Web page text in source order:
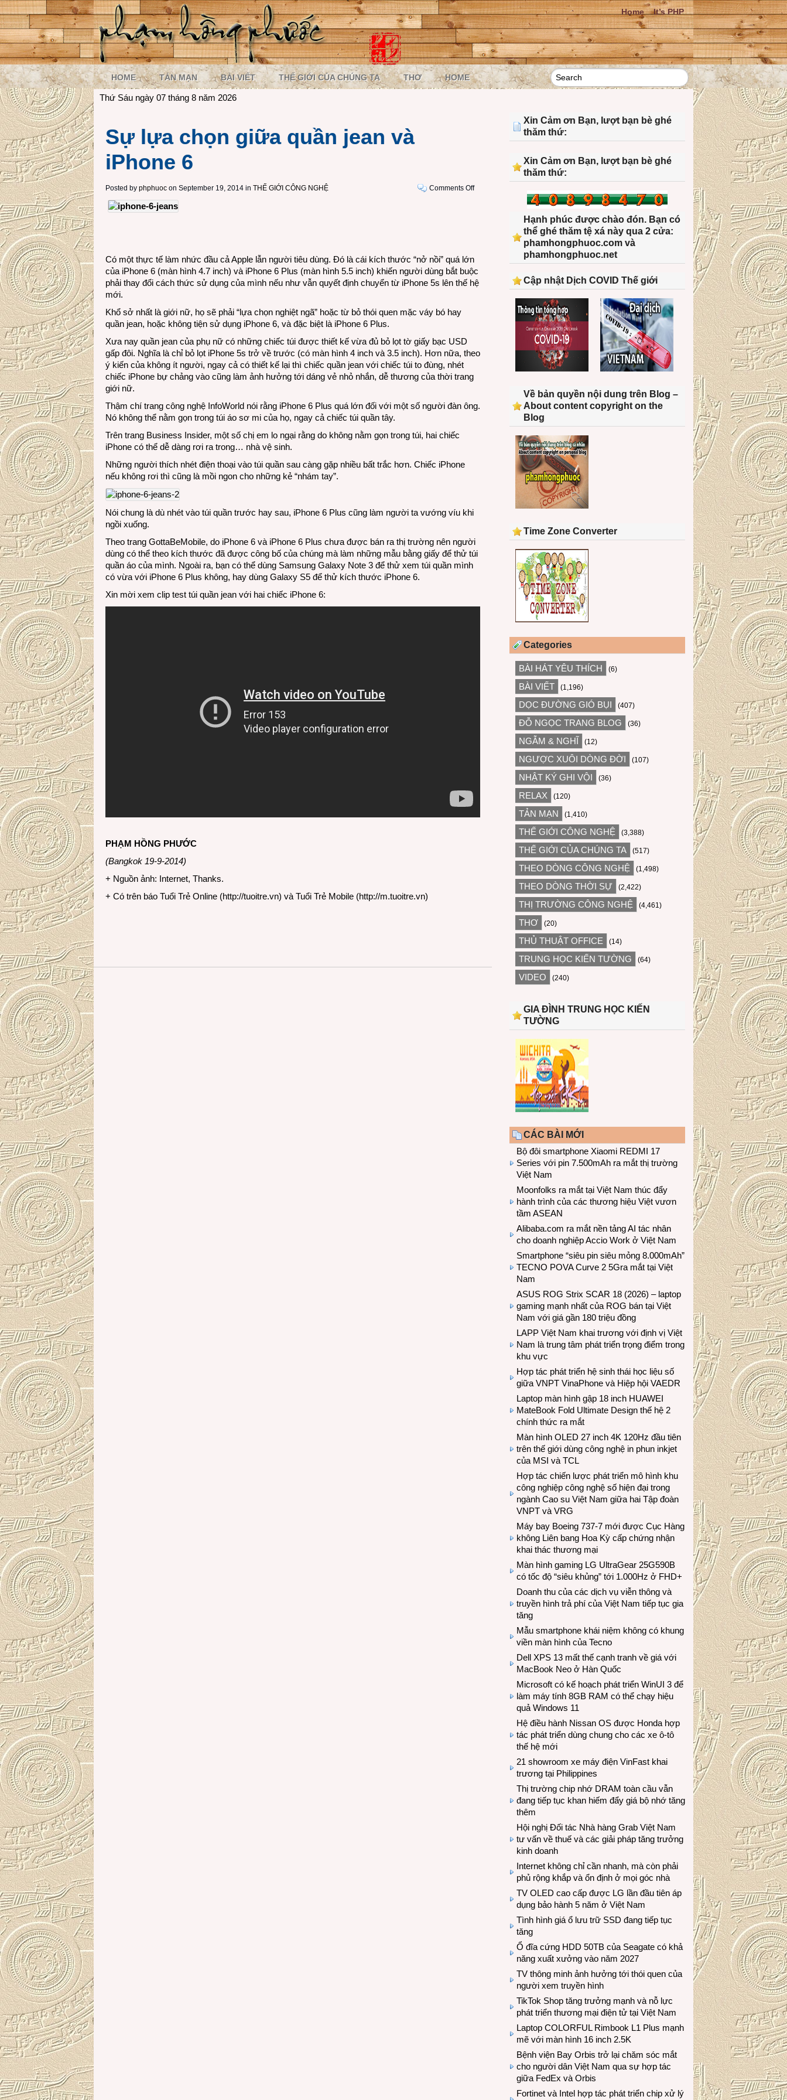
Home It’s PHP
HOME TẢN MẠN BÀI VIẾT THẾ GIỚI CỦA CHÚNG TA THƠ HOME
Thứ Sáu ngày 07 tháng 8 năm 2026
Sự lựa chọn giữa quần jean và
iPhone 6
Posted by phphuoc on September 19, 2014 in THẾ GIỚI CÔNG NGHỆ Comments Offon
jean
và
iPhone
Có một thực tế làm nhức đầu cả Apple lẫn người tiêu dùng. Đó là cái kích thước “nở nồi” quá lớn
của iPhone 6 (màn hình 4.7 inch) và iPhone 6 Plus (màn hình 5.5 inch) khiến người dùng bắt buộc
phải thay đổi cách thức sử dụng của mình nếu như vẫn quyết định chuyển từ iPhone 5s lên thế hệ
mới.
Khổ sở nhất là giới nữ, họ sẽ phải “lựa chọn nghiệt ngã” hoặc từ bỏ thói quen mặc váy bó hay
quần jean, hoặc không tiện sử dụng iPhone 6, và đặc biệt là iPhone 6 Plus.
Xưa nay quần jean của phụ nữ có những chiếc túi được thiết kế vừa đủ bỏ lọt tờ giấy bạc USD
gấp đôi. Nghĩa là chỉ bỏ lọt iPhone 5s trở về trước (có màn hình 4 inch và 3.5 inch). Hơn nữa, theo
ý kiến của không ít người, ngay cả có thiết kế lại thì chiếc quần jean với chiếc túi to đùng, nhét
chiếc iPhone bự chảng vào cũng làm ảnh hưởng tới dáng vẻ nhỏ nhắn, dễ thương của thời trang
giới nữ.
Thậm chí trang công nghệ InfoWorld nói rằng iPhone 6 Plus quá lớn đối với một số người đàn ông.
Nó không thể nằm gọn trong túi áo sơ mi của họ, ngay cả chiếc túi quần tây.
Trên trang Business Insider, một số chị em lo ngại rằng do không nằm gọn trong túi, hai chiếc
iPhone có thể dễ dàng rơi ra trong… nhà vệ sinh.
Những người thích nhét điện thoại vào túi quần sau càng gặp nhiều bất trắc hơn. Chiếc iPhone
nếu không rơi thì cũng là mồi ngon cho những kẻ “nhám tay”.
Nói chung là dù nhét vào túi quần trước hay sau, iPhone 6 Plus cũng làm người ta vướng víu khi
ngồi xuống.
Theo trang GottaBeMobile, do iPhone 6 và iPhone 6 Plus chưa được bán ra thị trường nên người
dùng có thể theo kích thước đã được công bố của chúng mà làm những mẫu bằng giấy để thử túi
quần áo của mình. Ngoài ra, bạn có thể dùng Samsung Galaxy Note 3 để thử xem túi quần mình
có vừa với iPhone 6 Plus không, hay dùng Galaxy S5 để thử kích thước iPhone 6.
Xin mời xem clip test túi quần jean với hai chiếc iPhone 6:
PHẠM HỒNG PHƯỚC
(Bangkok 19-9-2014)
+ Nguồn ảnh: Internet, Thanks.
+ Có trên báo Tuổi Trẻ Online (http://tuoitre.vn) và Tuổi Trẻ Mobile (http://m.tuoitre.vn)
Xin Cảm ơn Bạn, lượt bạn bè ghé
thăm thứ:
Xin Cảm ơn Bạn, lượt bạn bè ghé
thăm thứ:
Hạnh phúc được chào đón. Bạn có
thể ghé thăm tệ xá này qua 2 cửa:
phamhongphuoc.com và
phamhongphuoc.net
Cập nhật Dịch COVID Thế giới
Về bản quyền nội dung trên Blog –
About content copyright on the
Blog
Time Zone Converter
Categories
BÀI HÁT YÊU THÍCH (6)
BÀI VIẾT (1,196)
DỌC ĐƯỜNG GIÓ BỤI (407)
ĐỖ NGỌC TRANG BLOG (36)
NGẪM & NGHĨ (12)
NGƯỢC XUÔI DÒNG ĐỜI (107)
NHẬT KÝ GHI VỘI (36)
RELAX (120)
TẢN MẠN (1,410)
THẾ GIỚI CÔNG NGHỆ (3,388)
THẾ GIỚI CỦA CHÚNG TA (517)
THEO DÒNG CÔNG NGHỆ (1,498)
THEO DÒNG THỜI SỰ (2,422)
THỊ TRƯỜNG CÔNG NGHỆ (4,461)
THƠ (20)
THỦ THUẬT OFFICE (14)
TRUNG HỌC KIẾN TƯỜNG (64)
VIDEO (240)
GIA ĐÌNH TRUNG HỌC KIẾN
TƯỜNG
CÁC BÀI MỚI
Bộ đôi smartphone Xiaomi REDMI 17
Series với pin 7.500mAh ra mắt thị trường
Việt Nam
Moonfolks ra mắt tại Việt Nam thúc đẩy
hành trình của các thương hiệu Việt vươn
tầm ASEAN
Alibaba.com ra mắt nền tảng AI tác nhân
cho doanh nghiệp Accio Work ở Việt Nam
Smartphone “siêu pin siêu mỏng 8.000mAh”
TECNO POVA Curve 2 5Gra mắt tại Việt
Nam
ASUS ROG Strix SCAR 18 (2026) – laptop
gaming mạnh nhất của ROG bán tại Việt
Nam với giá gần 180 triệu đồng
LAPP Việt Nam khai trương với định vị Việt
Nam là trung tâm phát triển trọng điểm trong
khu vực
Hợp tác phát triển hệ sinh thái học liệu số
giữa VNPT VinaPhone và Hiệp hội VAEDR
Laptop màn hình gập 18 inch HUAWEI
MateBook Fold Ultimate Design thế hệ 2
chính thức ra mắt
Màn hình OLED 27 inch 4K 120Hz đầu tiên
trên thế giới dùng công nghệ in phun inkjet
của MSI và TCL
Hợp tác chiến lược phát triển mô hình khu
công nghiệp công nghệ số hiện đại trong
ngành Cao su Việt Nam giữa hai Tập đoàn
VNPT và VRG
Máy bay Boeing 737-7 mới được Cục Hàng
không Liên bang Hoa Kỳ cấp chứng nhận
khai thác thương mại
Màn hình gaming LG UltraGear 25G590B
có tốc độ “siêu khủng” tới 1.000Hz ở FHD+
Doanh thu của các dịch vụ viễn thông và
truyền hình trả phí của Việt Nam tiếp tục gia
tăng
Mẫu smartphone khái niệm không có khung
viền màn hình của Tecno
Dell XPS 13 mất thế cạnh tranh về giá với
MacBook Neo ở Hàn Quốc
Microsoft có kế hoạch phát triển WinUI 3 để
làm máy tính 8GB RAM có thể chạy hiệu
quả Windows 11
Hệ điều hành Nissan OS được Honda hợp
tác phát triển dùng chung cho các xe ô-tô
thế hệ mới
21 showroom xe máy điện VinFast khai
trương tại Philippines
Thị trường chip nhớ DRAM toàn cầu vẫn
đang tiếp tục khan hiếm đẩy giá bộ nhớ tăng
thêm
Hội nghị Đối tác Nhà hàng Grab Việt Nam
tư vấn về thuế và các giải pháp tăng trưởng
kinh doanh
Internet không chỉ cần nhanh, mà còn phải
phủ rộng khắp và ổn định ở mọi góc nhà
TV OLED cao cấp được LG lần đầu tiên áp
dụng bảo hành 5 năm ở Việt Nam
Tình hình giá ổ lưu trữ SSD đang tiếp tục
tăng
Ổ đĩa cứng HDD 50TB của Seagate có khả
năng xuất xưởng vào năm 2027
TV thông minh ảnh hưởng tới thói quen của
người xem truyền hình
TikTok Shop tăng trưởng mạnh và nỗ lực
phát triển thương mại điện tử tại Việt Nam
Laptop COLORFUL Rimbook L1 Plus mạnh
mẽ với màn hình 16 inch 2.5K
Bệnh viện Bay Orbis trở lại chăm sóc mắt
cho người dân Việt Nam qua sự hợp tác
giữa FedEx và Orbis
Fortinet và Intel hợp tác phát triển chip xử lý